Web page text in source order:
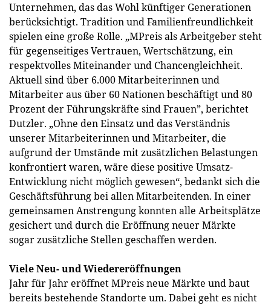
Unternehmen, das das Wohl künftiger Generationen
berücksichtigt. Tradition und Familienfreundlichkeit
spielen eine große Rolle. „MPreis als Arbeitgeber steht
für gegenseitiges Vertrauen, Wertschätzung, ein
respektvolles Miteinander und Chancengleichheit.
Aktuell sind über 6.000 Mitarbeiterinnen und
Mitarbeiter aus über 60 Nationen beschäftigt und 80
Prozent der Führungskräfte sind Frauen”, berichtet
Dutzler. „Ohne den Einsatz und das Verständnis
unserer Mitarbeiterinnen und Mitarbeiter, die
aufgrund der Umstände mit zusätzlichen Belastungen
konfrontiert waren, wäre diese positive Umsatz-
Entwicklung nicht möglich gewesen“, bedankt sich die
Geschäftsführung bei allen Mitarbeitenden. In einer
gemeinsamen Anstrengung konnten alle Arbeitsplätze
gesichert und durch die Eröffnung neuer Märkte
sogar zusätzliche Stellen geschaffen werden.
Viele Neu- und Wiedereröffnungen
Jahr für Jahr eröffnet MPreis neue Märkte und baut
bereits bestehende Standorte um. Dabei geht es nicht